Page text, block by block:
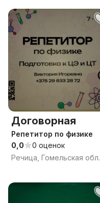
Договорная
Репетитор по физике
0,0
0 оценок
Речица, Гомельская обл.